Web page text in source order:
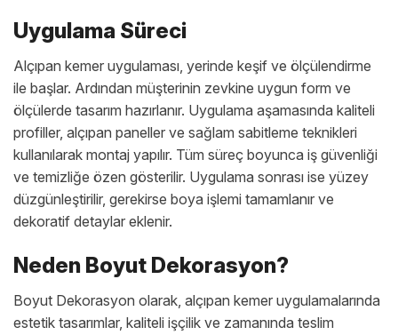
Uygulama Süreci
Alçıpan kemer uygulaması, yerinde keşif ve ölçülendirme
ile başlar. Ardından müşterinin zevkine uygun form ve
ölçülerde tasarım hazırlanır. Uygulama aşamasında kaliteli
profiller, alçıpan paneller ve sağlam sabitleme teknikleri
kullanılarak montaj yapılır. Tüm süreç boyunca iş güvenliği
ve temizliğe özen gösterilir. Uygulama sonrası ise yüzey
düzgünleştirilir, gerekirse boya işlemi tamamlanır ve
dekoratif detaylar eklenir.
Neden Boyut Dekorasyon?
Boyut Dekorasyon olarak, alçıpan kemer uygulamalarında
estetik tasarımlar, kaliteli işçilik ve zamanında teslim